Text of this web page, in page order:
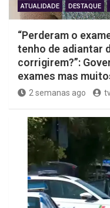
ATUALIDADE DESTAQUE
“Perderam o
tenho de adiantar
corrigirem?”:
exames mas
2 semanas ago